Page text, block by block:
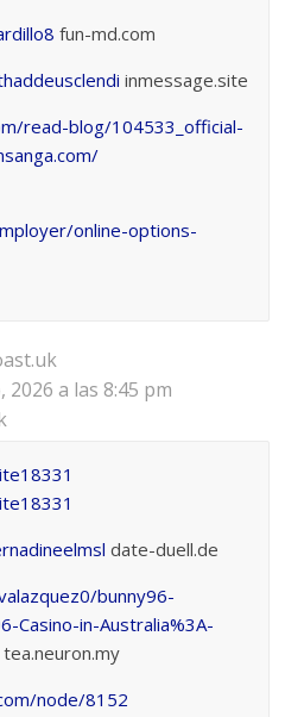
fun-md.com
inmessage.site
read-blog/104533_official-
online-options-
2026 a las 8:45 pm
date-duell.de
bunny96-
Casino-in-Australia%3A-
tea.neuron.my
node/8152